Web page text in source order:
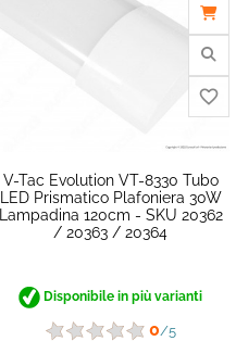
favorite_border
V-Tac Evolution VT-8330 Tubo
LED Prismatico Plafoniera 30W
Lampadina 120cm - SKU 20362
/ 20363 / 20364
Disponibile in più varianti
0/5